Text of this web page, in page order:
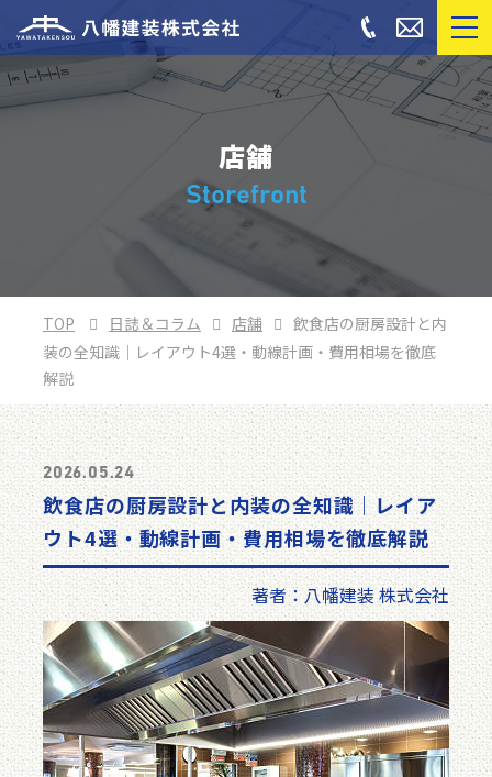
店舗
Storefront
TOP 日誌＆コラム 店舗
飲食店の厨房設計と内
装の全知識｜レイアウト4選・動線計画・費用相場を徹底
解説
2026.05.24
飲食店の厨房設計と内装の全知識｜レイア
ウト4選・動線計画・費用相場を徹底解説
著者：八幡建装 株式会社